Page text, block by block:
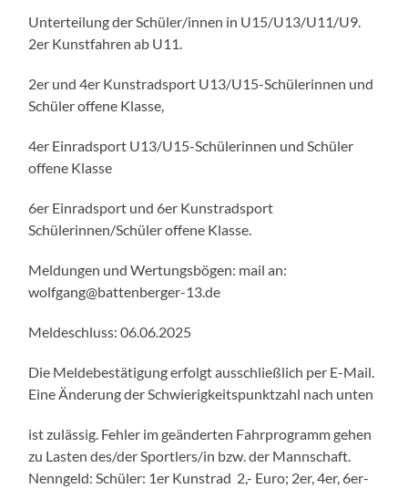
Unterteilung der Schüler/innen in U15/U13/U11/U9.
2er Kunstfahren ab U11.
2er und 4er Kunstradsport U13/U15-Schülerinnen und
Schüler offene Klasse,
4er Einradsport U13/U15-Schülerinnen und Schüler
offene Klasse
6er Einradsport und 6er Kunstradsport
Schülerinnen/Schüler offene Klasse.
Meldungen und Wertungsbögen: mail an:
wolfgang@battenberger-13.de
Meldeschluss: 06.06.2025
Die Meldebestätigung erfolgt ausschließlich per E-Mail.
Eine Änderung der Schwierigkeitspunktzahl nach unten
ist zulässig. Fehler im geänderten Fahrprogramm gehen
zu Lasten des/der Sportlers/in bzw. der Mannschaft.
Nenngeld: Schüler: 1er Kunstrad 2,- Euro; 2er, 4er, 6er-